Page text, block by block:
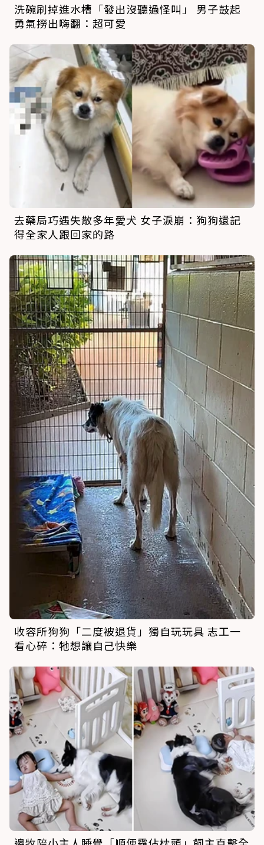
洗碗刷掉進水槽「發出沒聽過怪叫」 男子鼓起
勇氣撈出嗨翻：超可愛
去藥局巧遇失散多年愛犬 女子淚崩：狗狗還記
得全家人跟回家的路
收容所狗狗「二度被退貨」獨自玩玩具 志工一
看心碎：牠想讓自己快樂